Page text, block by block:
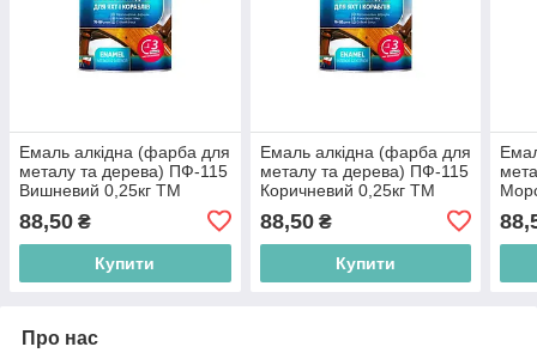
Емаль алкідна (фарба для
металу та дерева) ПФ-115
Вишневий 0,25кг ТМ
88,50 ₴
Купити
Емаль алкідна (фарба для
металу та дерева) ПФ-115
Коричневий 0,25кг ТМ
88,50₴
Купити
Про нас